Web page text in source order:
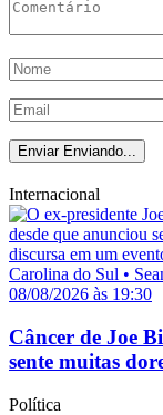
Enviar Enviando...
Internacional
08/08/2026 às 19:30
Câncer de Joe
sente muitas
Política